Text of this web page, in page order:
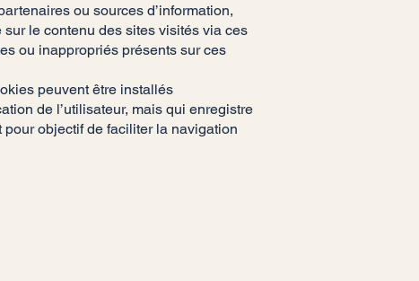
ou sources d’information,
sur le contenu des sites visités via ces
ou inappropriés présents sur ces
peuvent être installés
de l’utilisateur, mais qui enregistre
objectif de faciliter la navigation